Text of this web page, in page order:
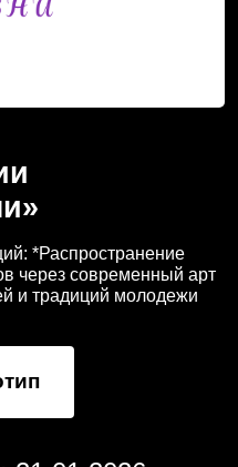
*Распространение
через современный арт
и традиций молодежи